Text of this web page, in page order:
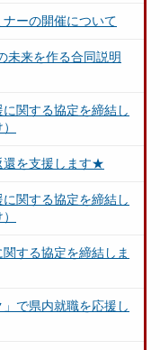
ナーの開催について
未来を作る合同説明
関する協定を締結し
還を支援します★
関する協定を締結し
する協定を締結しま
」で県内就職を応援し